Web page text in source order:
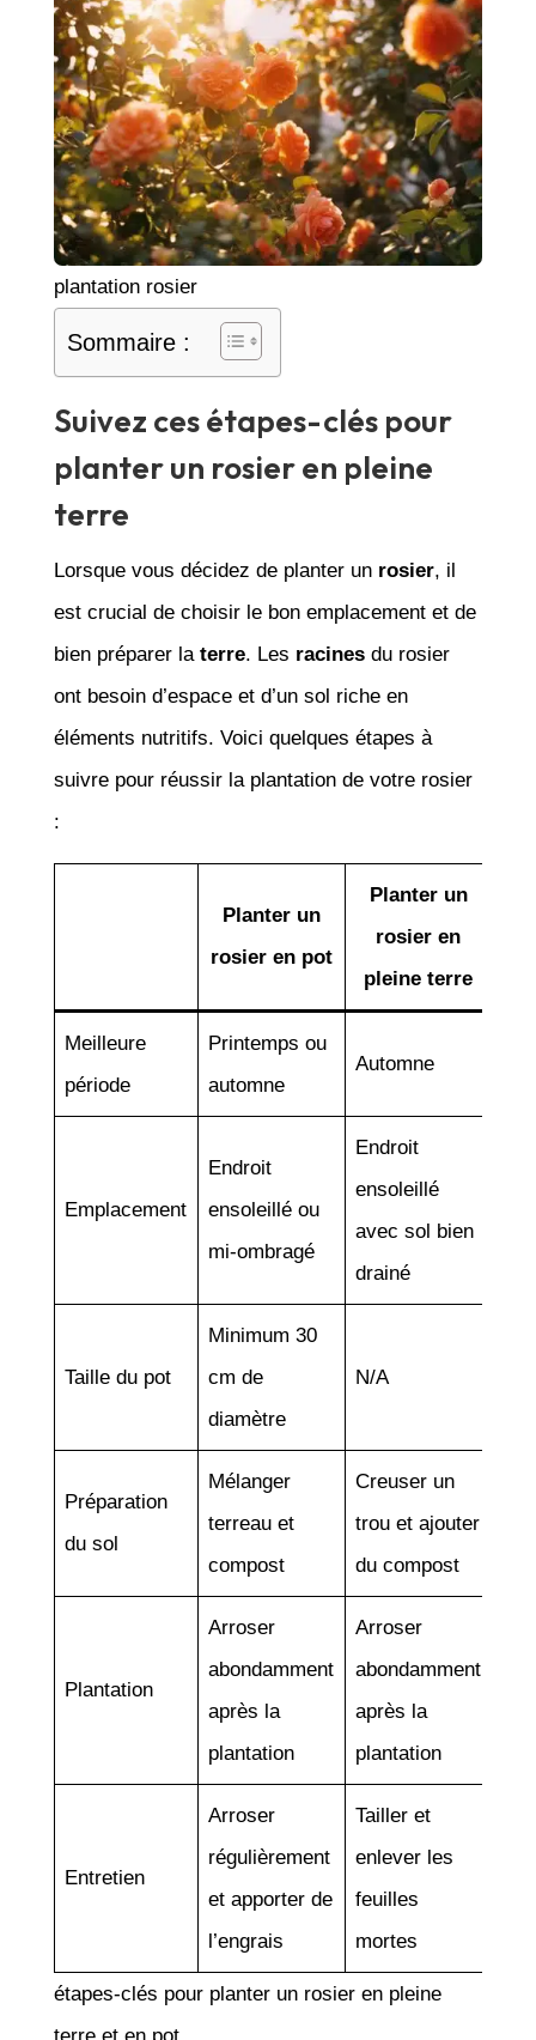
plantation rosier
Sommaire :
Suivez ces étapes-clés pour
planter un rosier en pleine
terre
Lorsque vous décidez de planter un rosier, il
est crucial de choisir le bon emplacement et de
bien préparer la terre. Les racinesdu rosier
ont besoin d’espace et d’un sol riche en
éléments nutritifs. Voici quelques étapes à
suivre pour réussir la plantation de votre rosier
:
Planter un
rosier en pot
Planter un
rosier en
pleine terre
Meilleure
période
Printemps ou
automne
Automne
Emplacement
Endroit
ensoleillé ou
mi-ombragé
Endroit
ensoleillé
avec sol bien
drainé
Taille du pot
Minimum 30
cm de
diamètre
N/A
Préparation
du sol
Mélanger
terreau et
compost
Creuser un
trou et ajouter
du compost
Plantation
Arroser
abondamment
après la
plantation
Arroser
abondamment
après la
plantation
Entretien
Arroser
régulièrement
et apporter de
l’engrais
Tailler et
enlever les
feuilles
mortes
étapes-clés pour planter un rosier en pleine